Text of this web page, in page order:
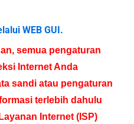
WEB GUI.
semua pengaturan
Internet Anda
sandi atau pengaturan
terlebih dahulu
Internet (ISP)